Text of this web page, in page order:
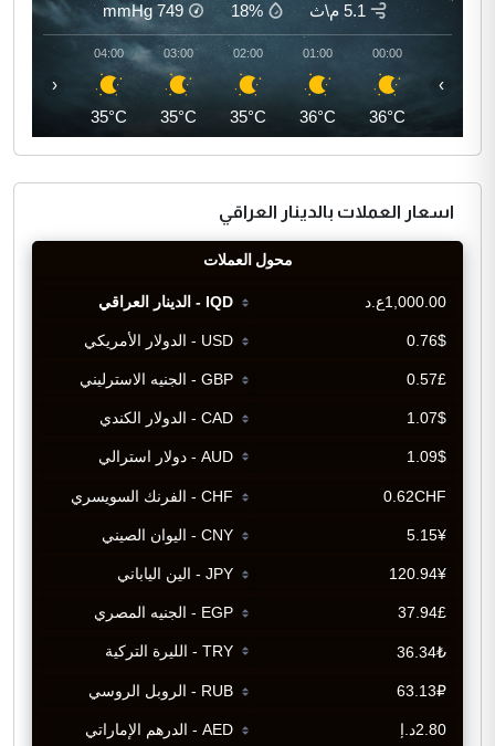
5.1 م\ث 18%
749
mmHg
00:00
36°C
01:00
36°C
02:00
35°C
03:00
35°C
04:00
35°C
‹ ›
اسعار العملات بالدينار العراقي